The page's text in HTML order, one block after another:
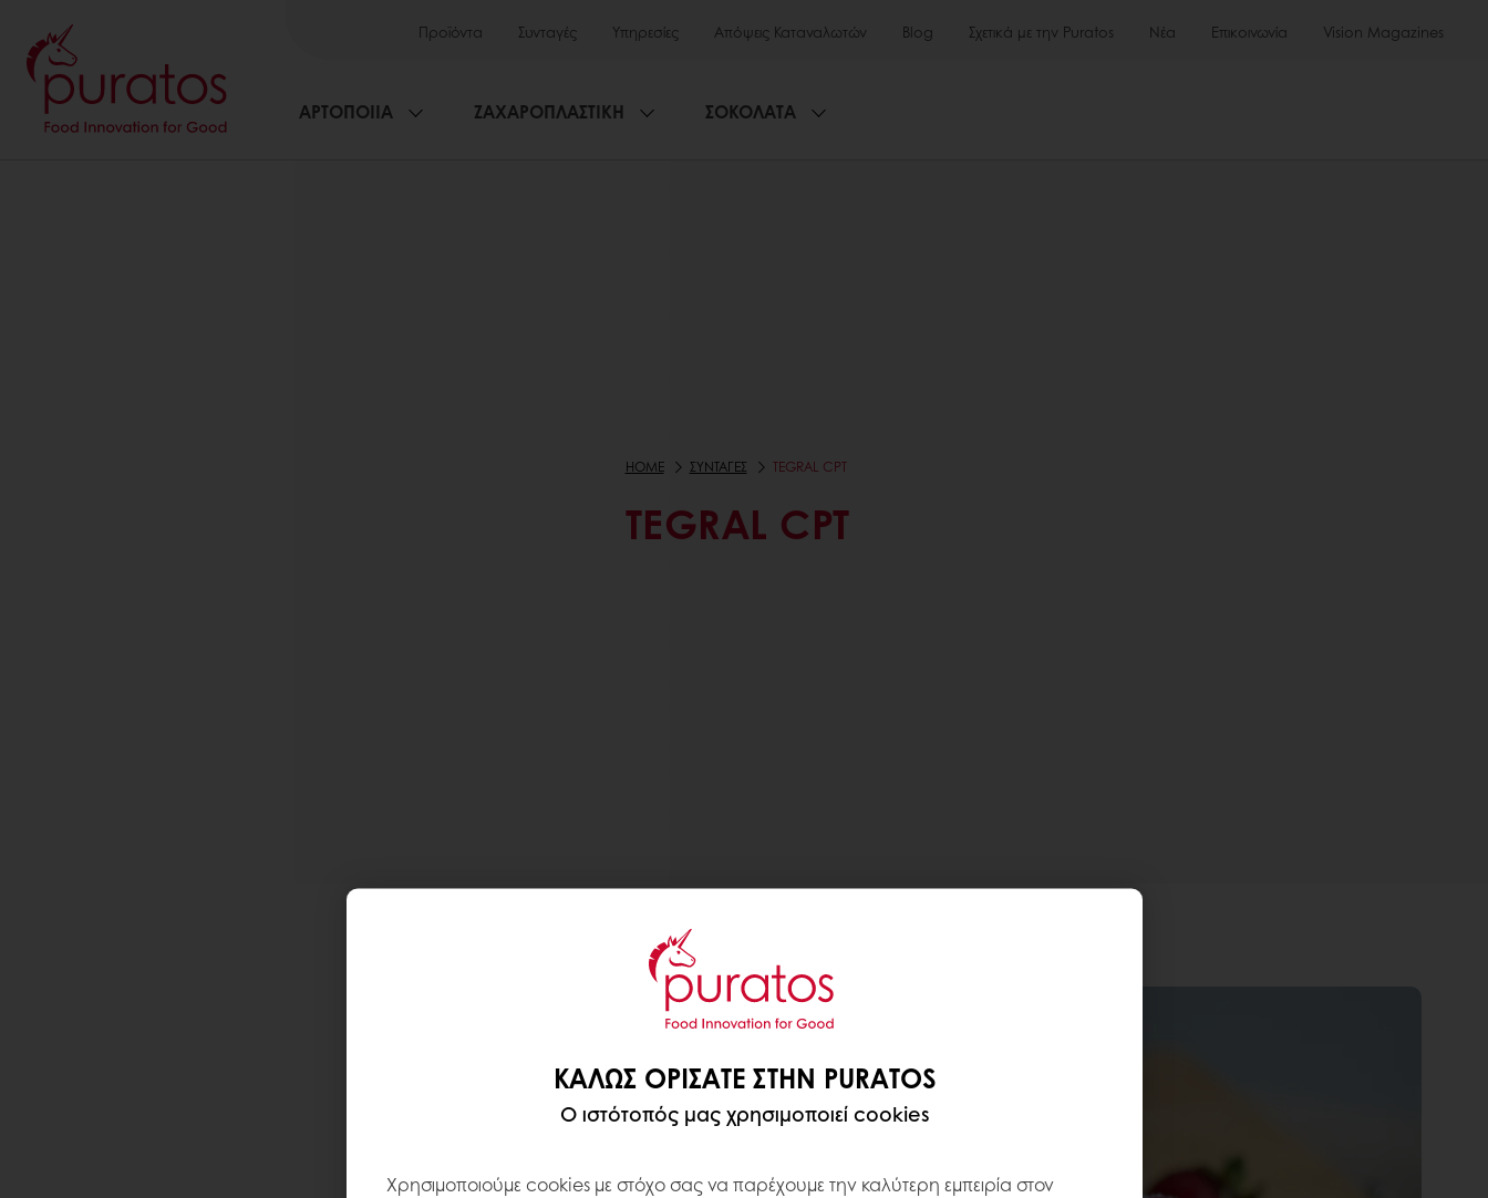
Προϊόντα Συνταγές Υπηρεσίες Απόψεις Καταναλωτών Blog Σχετικά με την Puratos Νέα Επικοινωνία Vision Magazines
ΑΡΤΟΠΟΙΙΑ ΖΑΧΑΡΟΠΛΑΣΤΙΚΗ ΣΟΚΟΛΑΤΑ
HOME ΣΥΝΤΑΓΕΣ TEGRAL CPT
TEGRAL CPT
ΚΑΛΏΣ ΟΡΊΣΑΤΕ ΣΤΗΝ PURATOS
Ο ιστότοπός μας χρησιμοποιεί cookies
Χρησιμοποιούμε cookies με στόχο σας να παρέχουμε την καλύτερη εμπειρία στον